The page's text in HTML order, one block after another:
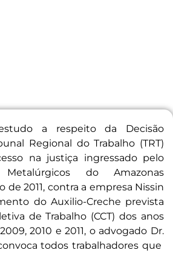
a respeito da Decisão
Regional do Trabalho (TRT)
na justiça ingressado pelo
do Amazonas
de 2011, contra a empresa Nissin
do Auxilio-Creche prevista
de Trabalho (CCT) dos anos
2010 e 2011, o advogado Dr.
todos trabalhadores que